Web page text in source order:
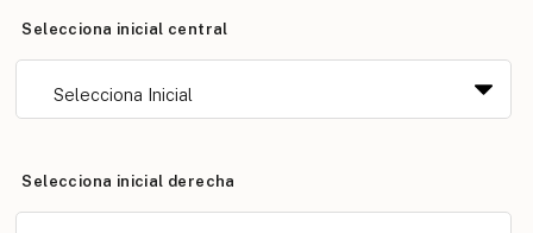
Selecciona inicial central
Selecciona inicial derecha